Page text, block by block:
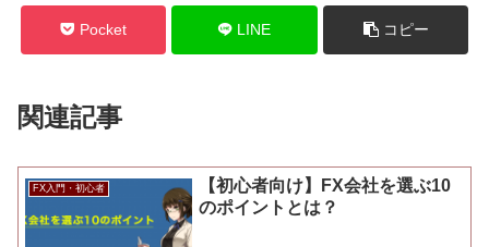
Pocket LINE コピー
関連記事
FX入門・初心者
【初心者向け】FX会社を選ぶ10
のポイントとは？